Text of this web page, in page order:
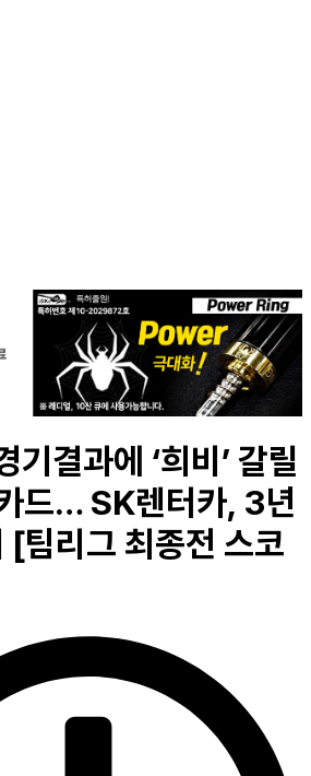
기결과에 ‘희비’ 갈릴
드… SK렌터카, 3년
[팀리그 최종전 스코